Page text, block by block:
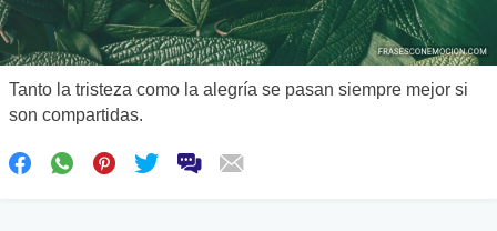
Tanto la tristeza como la alegría se pasan siempre mejor si
son compartidas.